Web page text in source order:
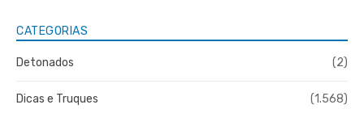
CATEGORIAS
Detonados (2)
Dicas e Truques (1.568)